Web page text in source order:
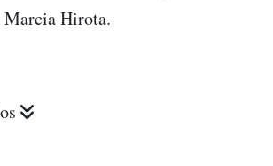
Marcia Hirota.